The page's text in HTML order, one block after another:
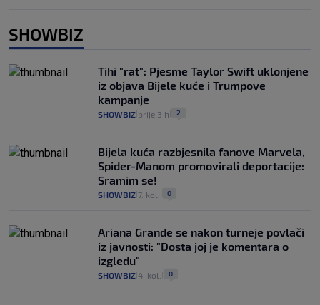
SHOWBIZ
Tihi "rat": Pjesme Taylor Swift uklonjene
iz objava Bijele kuće i Trumpove
kampanje
SHOWBIZ prije 3 h 2
Bijela kuća razbjesnila fanove Marvela,
Spider-Manom promovirali deportacije:
Sramim se!
SHOWBIZ 7. kol. 0
Ariana Grande se nakon turneje povlači
iz javnosti: "Dosta joj je komentara o
izgledu"
SHOWBIZ 4. kol. 0